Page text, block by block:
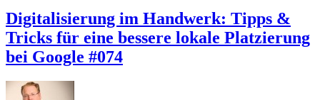
Digitalisierung im Handwerk: Tipps &
Tricks für eine bessere lokale Platzierung
bei Google #074